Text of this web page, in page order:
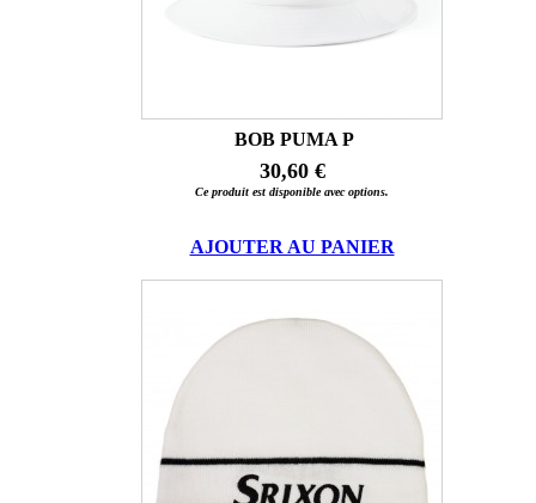
BOB PUMA P
30,60 €
Ce produit est disponible avec options.
AJOUTER AU PANIER